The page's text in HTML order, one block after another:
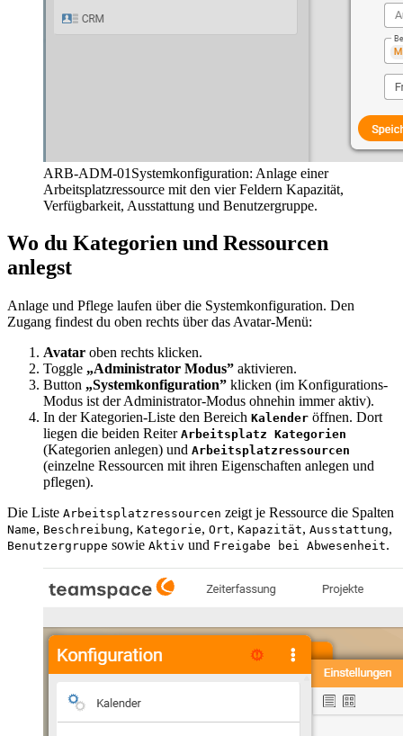
ARB-ADM-01 Systemkonfiguration: Anlage einer
Arbeitsplatzressource mit den vier Feldern Kapazität,
Verfügbarkeit, Ausstattung und Benutzergruppe.
Wo du Kategorien und Ressourcen
anlegst
Anlage und Pflege laufen über die Systemkonfiguration. Den
Zugang findest du oben rechts über das Avatar-Menü:
Avatar oben rechts klicken.
Toggle „Administrator Modus” aktivieren.
Button „Systemkonfiguration” klicken (im Konfigurations-
Modus ist der Administrator-Modus ohnehin immer aktiv).
In der Kategorien-Liste den Bereich Kalender öffnen. Dort
liegen die beiden Reiter Arbeitsplatz Kategorien
(Kategorien anlegen) und Arbeitsplatzressourcen
(einzelne Ressourcen mit ihren Eigenschaften anlegen und
pflegen).
Die Liste Arbeitsplatzressourcen zeigt je Ressource die Spalten
Name, Beschreibung, Kategorie, Ort, Kapazität, Ausstattung,
Benutzergruppe sowie Aktiv und Freigabe bei Abwesenheit.